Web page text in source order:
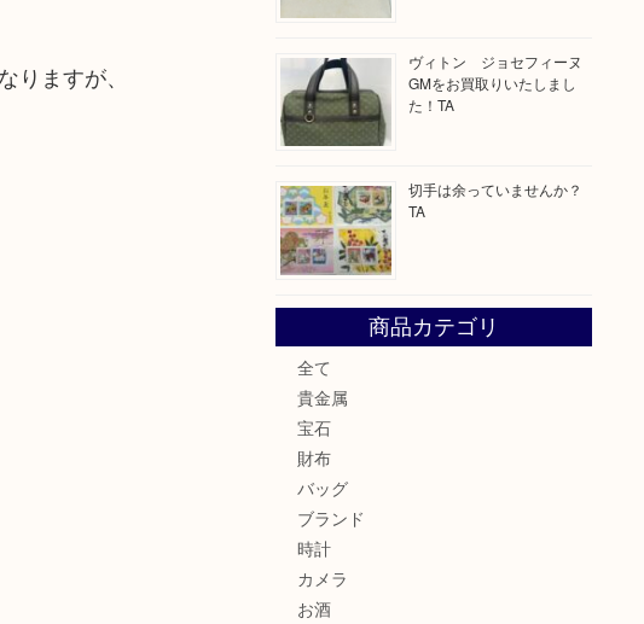
ますが、
ヴィトン ジョセフィーヌ
GMをお買取りいたしまし
た！TA
切手は余っていませんか？
TA
商品カテゴリ
全て
貴金属
宝石
財布
バッグ
ブランド
時計
カメラ
お酒